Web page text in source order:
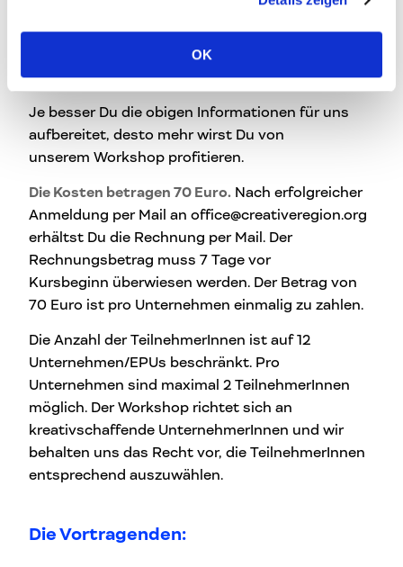
OK
sowie speziell die Ziele für Deine Social Media
Aktivitäten für 2017 –wie z.B. Positionierung,
Rebranding, mehr Verkäufe im eigenen Shop,
Follower, …. )
Je besser Du die obigen Informationen für uns
aufbereitet, desto mehr wirst Du von
unserem Workshop profitieren.
Die Kosten betragen 70 Euro. Nach erfolgreicher
Anmeldung per Mail an office@creativeregion.org
erhältst Du die Rechnung per Mail. Der
Rechnungsbetrag muss 7 Tage vor
Kursbeginn überwiesen werden. Der Betrag von
70 Euro ist pro Unternehmen einmalig zu zahlen.
Die Anzahl der TeilnehmerInnen ist auf 12
Unternehmen/EPUs beschränkt. Pro
Unternehmen sind maximal 2 TeilnehmerInnen
möglich. Der Workshop richtet sich an
kreativschaffende UnternehmerInnen und wir
behalten uns das Recht vor, die TeilnehmerInnen
entsprechend auszuwählen.
Die Vortragenden: